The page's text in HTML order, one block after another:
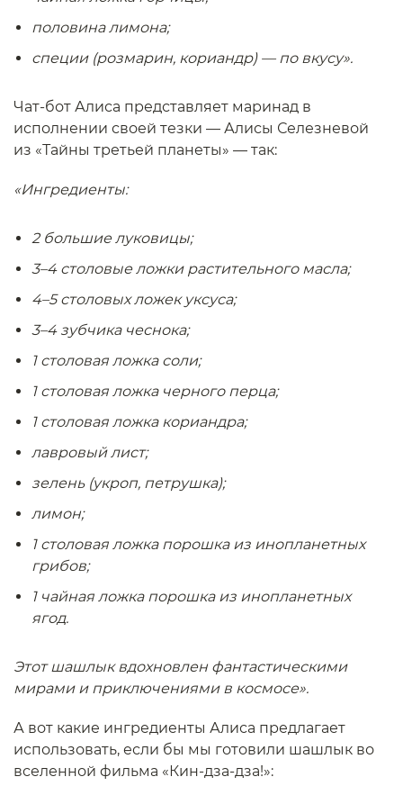
половина лимона;
специи (розмарин, кориандр) — по вкусу».
Чат-бот Алиса представляет маринад в
исполнении своей тезки — Алисы Селезневой
из «Тайны третьей планеты» — так:
«Ингредиенты:
2 большие луковицы;
3–4 столовые ложки растительного масла;
4–5 столовых ложек уксуса;
3–4 зубчика чеснока;
1 столовая ложка соли;
1 столовая ложка черного перца;
1 столовая ложка кориандра;
лавровый лист;
зелень (укроп, петрушка);
лимон;
1 столовая ложка порошка из инопланетных
грибов;
1 чайная ложка порошка из инопланетных
ягод.
Этот шашлык вдохновлен фантастическими
мирами и приключениями в космосе».
А вот какие ингредиенты Алиса предлагает
использовать, если бы мы готовили шашлык во
вселенной фильма «Кин-дза-дза!»: